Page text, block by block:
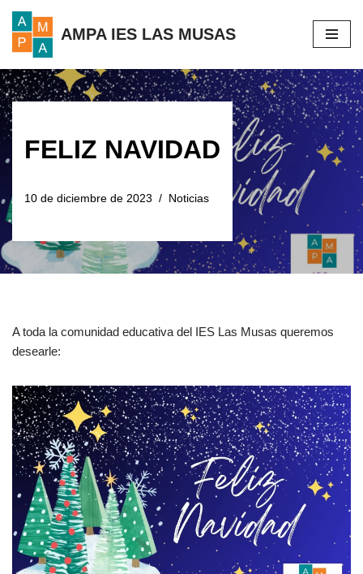
Saltar
contenido
AMPA IES LAS MUSAS
FELIZ NAVIDAD
10 de diciembre de 2023 Noticias
A toda la comunidad educativa del IES Las Musas queremos
desearle: